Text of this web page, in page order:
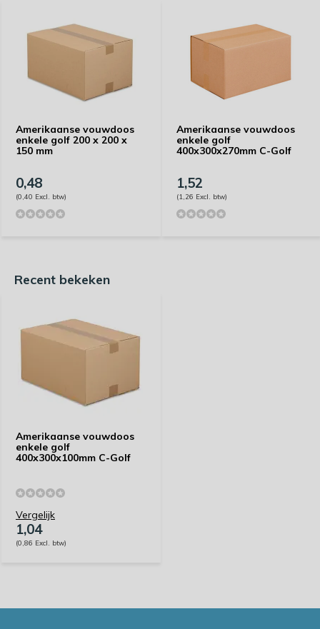
Amerikaanse vouwdoos
enkele golf 200 x 200 x
150 mm
0,48
(0,40 Excl. btw)
Amerikaanse vouwdoos
enkele golf
400x300x270mm C-Golf
1,52
(1,26 Excl. btw)
Recent bekeken
Amerikaanse vouwdoos
enkele golf
400x300x100mm C-Golf
Vergelijk
1,04
(0,86 Excl. btw)